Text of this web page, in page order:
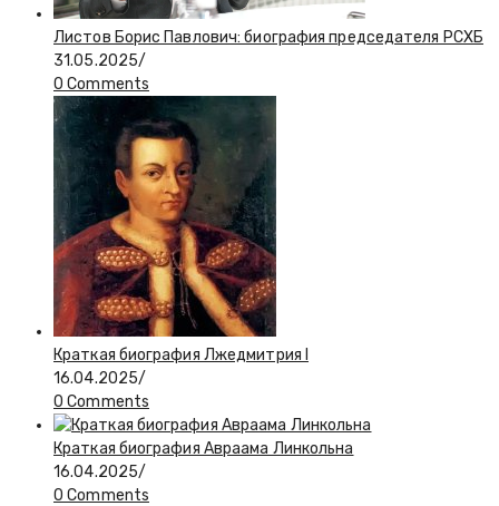
Листов Борис Павлович: биография председателя РСХБ
31.05.2025/
0 Comments
Краткая биография Лжедмитрия I
16.04.2025/
0 Comments
Краткая биография Авраама Линкольна
16.04.2025/
0 Comments